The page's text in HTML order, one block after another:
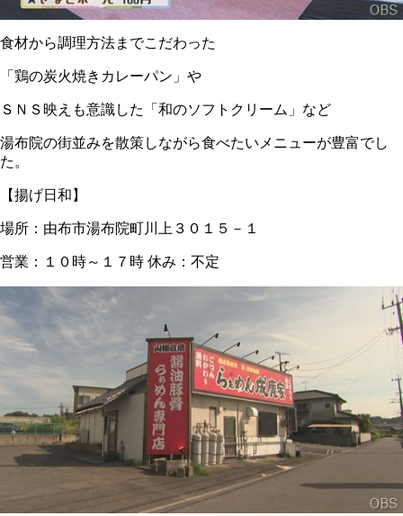
食材から調理方法までこだわった
「鶏の炭火焼きカレーパン」や
ＳＮＳ映えも意識した「和のソフトクリーム」など
湯布院の街並みを散策しながら食べたいメニューが豊富でし
た。
【揚げ日和】
場所：由布市湯布院町川上３０１５－１
営業：１０時～１７時 休み：不定